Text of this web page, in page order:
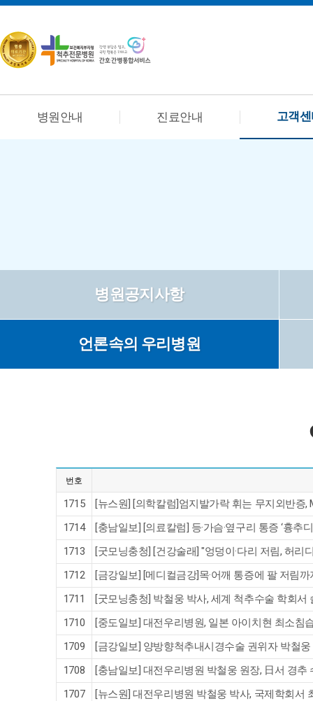
병원안내 진료안내 고객
병원공지사항
언론속의 우리병원
번호
1715
[뉴스원] [의학칼럼]엄지발가락 휘는 무지외반증,
1714
[충남일보] [의료칼럼] 등·가슴·옆구리 통증 ‘흉추
1713
[굿모닝충청] [건강술래] "엉덩이·다리 저림, 허리
1712
[금강일보] [메디컬금강]목·어깨 통증에 팔 저림
1711
[굿모닝충청] 박철웅 박사, 세계 척추수술 학회서
1710
[중도일보] 대전우리병원, 일본 아이치현 최소침
1709
[금강일보] 양방향척추내시경수술 권위자 박철
1708
[충남일보] 대전우리병원 박철웅 원장, 日서 경추
1707
[뉴스원] 대전우리병원 박철웅 박사, 국제학회서